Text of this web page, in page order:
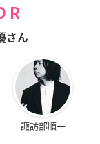
さん
諏訪部順一